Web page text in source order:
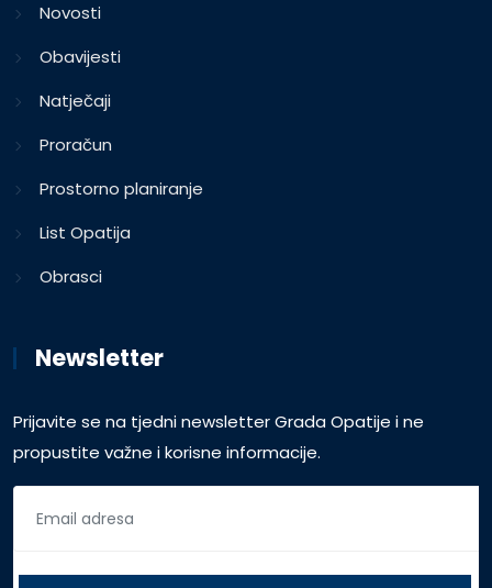
Novosti
Obavijesti
Natječaji
Proračun
Prostorno planiranje
List Opatija
Obrasci
Newsletter
Prijavite se na tjedni newsletter Grada Opatije i ne
propustite važne i korisne informacije.